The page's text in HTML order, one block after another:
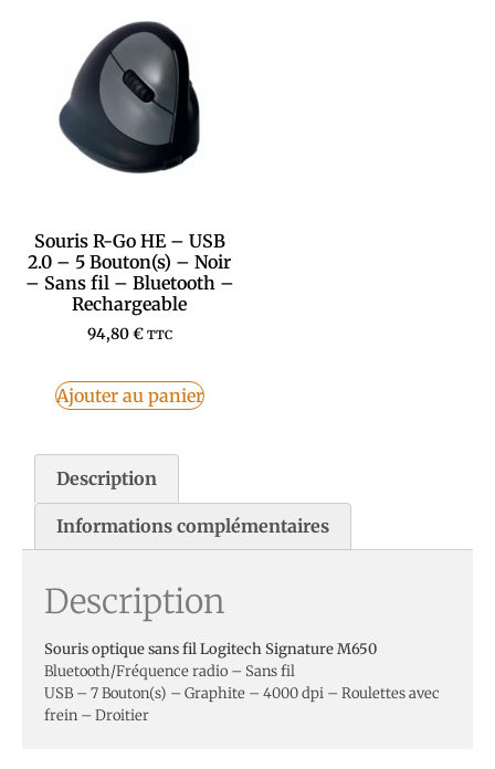
Description
Informations complémentaires
Description
Souris optique sans fil Logitech Signature M650
Bluetooth/Fréquence radio – Sans fil
USB – 7 Bouton(s) – Graphite – 4000 dpi – Roulettes avec
frein – Droitier
Souris R-Go HE – USB
2.0 – 5 Bouton(s) – Noir
– Sans fil – Bluetooth –
Rechargeable
94,80€ TTC
Ajouter au panier